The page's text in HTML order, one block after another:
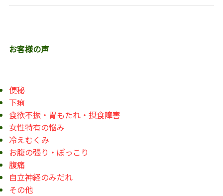
お客様の声
便秘
下痢
食欲不振・胃もたれ・摂食障害
女性特有の悩み
冷えむくみ
お腹の張り・ぽっこり
腹痛
自立神経のみだれ
その他